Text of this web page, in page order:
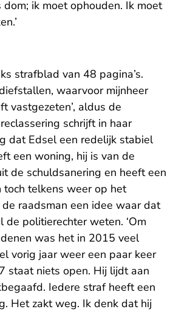
ik moet ophouden. Ik moet
strafblad van 48 pagina’s.
waarvoor mijnheer
vastgezeten’, aldus de
schrijft in haar
dat Edsel een redelijk stabiel
een woning, hij is van de
de schuldsanering en heeft een
telkens weer op het
raadsman een idee waar dat
de politierechter weten. ‘Om
was het in 2015 veel
vorig jaar weer een paar keer
staat niets open. Hij lijdt aan
Iedere straf heeft een
Het zakt weg. Ik denk dat hij